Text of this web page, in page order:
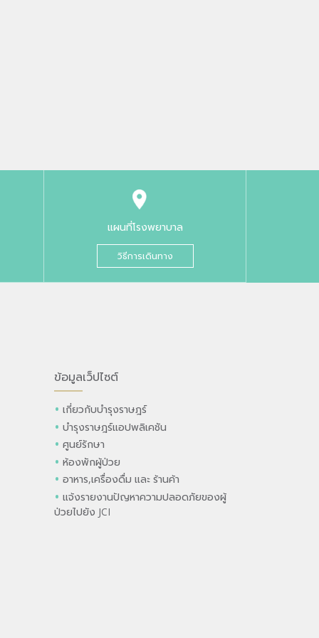
แผนที่โรงพยาบาล
วิธีการเดินทาง
ข้อมูลเว็ปไซต์
เกี่ยวกับบำรุงราษฎร์
บำรุงราษฎร์แอปพลิเคชัน
ศูนย์รักษา
ห้องพักผู้ป่วย
อาหาร,เครื่องดื่ม และ ร้านค้า
แจ้งรายงานปัญหาความปลอดภัยของผู้
ป่วยไปยัง JCI